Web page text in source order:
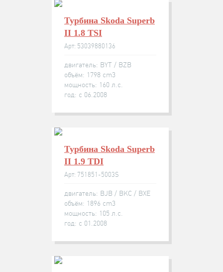
Турбина Skoda Superb
II 1.8 TSI
Арт: 53039880136
двигатель: BYT / BZB
объём: 1798 cm3
мощность: 160 л.с.
год: с 06.2008
Турбина Skoda Superb
II 1.9 TDI
Арт: 751851-5003S
двигатель: BJB / BKC / BXE
объём: 1896 cm3
мощность: 105 л.с.
год: с 01.2008